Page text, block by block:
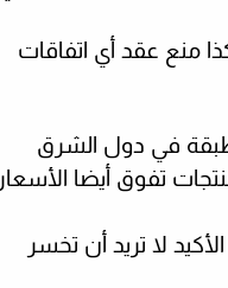
منع عقد أي اتفاقات
في دول الشرق
تفوق أيضا الأسعار
لا تريد أن تخسر